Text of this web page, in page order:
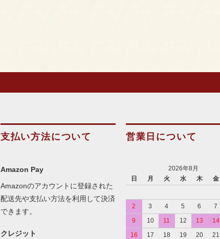
支払い方法について
Amazon Pay
Amazonのアカウントに登録された
配送先や支払い方法を利用して決済
できます。
クレジット
営業日について
2026年8月
日
月 火 水 木 金
2
3 4 5 6 7
9
10 11 12 13 14
16
17 18 19 20 21